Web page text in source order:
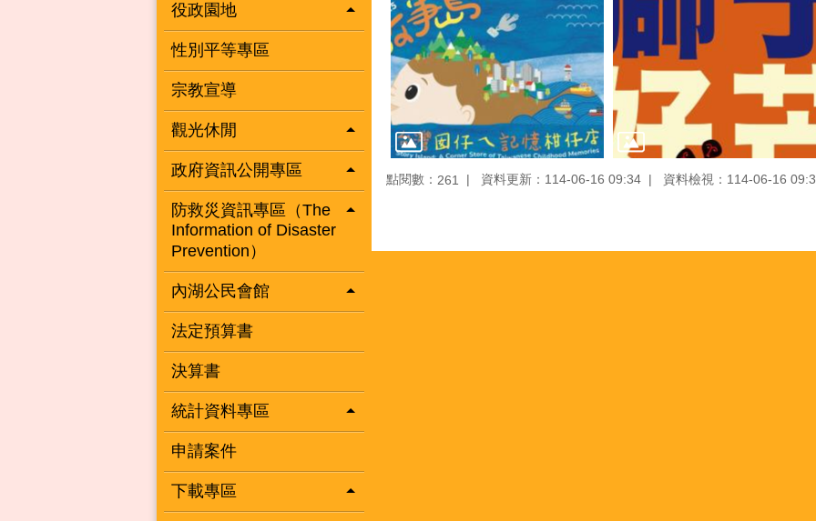
役政園地
性別平等專區
宗教宣導
觀光休閒
政府資訊公開專區
防救災資訊專區（The
Information of Disaster
Prevention）
內湖公民會館
法定預算書
決算書
統計資料專區
申請案件
下載專區
點閱數： 261 資料更新：114-06-16 09:34 資料檢視：114-06-16